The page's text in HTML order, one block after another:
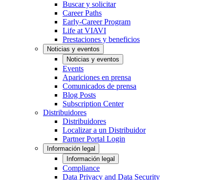
Buscar y solicitar
Career Paths
Early-Career Program
Life at VIAVI
Prestaciones y beneficios
Noticias y eventos
Noticias y eventos
Events
Apariciones en prensa
Comunicados de prensa
Blog Posts
Subscription Center
Distribuidores
Distribuidores
Localizar a un Distribuidor
Partner Portal Login
Información legal
Información legal
Compliance
Data Privacy and Data Security